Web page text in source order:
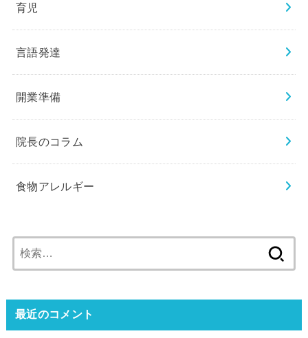
育児
言語発達
開業準備
院長のコラム
食物アレルギー
索:
最近のコメント